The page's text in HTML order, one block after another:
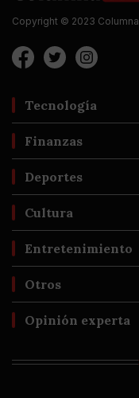
Copyright © 2023
Tecnología
Finanzas
Deportes
Cultura
Entretenimiento
Otros
Opinión experta